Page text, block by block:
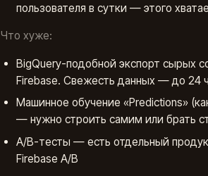
пользователя в сутки — этого
Что хуже:
BigQuery-подобной экспорт сырых
Firebase. Свежесть данных — до 24
Машинное обучение «Predictions»
— нужно строить самим или брать
A/B-тесты — есть отдельный
Firebase A/B